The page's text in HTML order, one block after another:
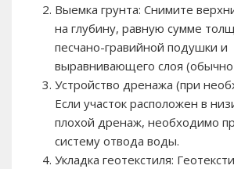
Выемка грунта: Снимите
на глубину, равную сумме
песчано-гравийной подушки и
выравнивающего слоя
Устройство дренажа (при
Если участок расположен в
плохой дренаж, необходимо
систему отвода воды.
Укладка геотекстиля: